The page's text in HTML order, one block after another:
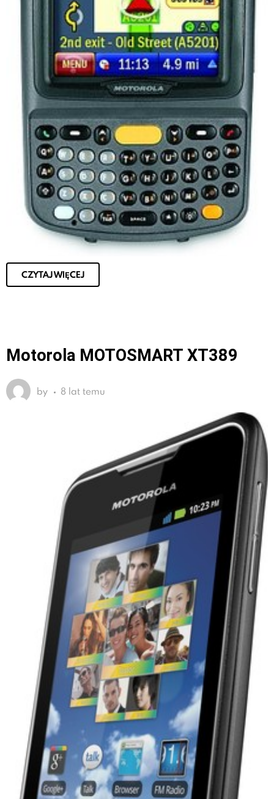
CZYTAJ WIĘCEJ
Motorola MOTOSMART XT389
by 8 lat temu